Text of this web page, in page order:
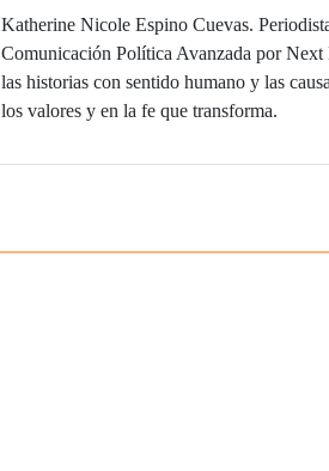
Katherine Nicole Espino Cuevas.
Comunicación Política Avanzada por
las historias con sentido humano y las
los valores y en la fe que transforma.